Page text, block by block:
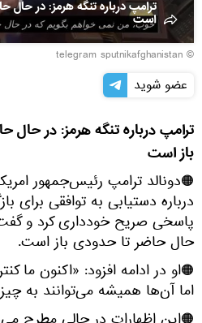
ترامپ درباره تنگه هرمز: در حال
است
© telegram sputnikafghanistan
عضو شوید
ترامپ درباره تنگه هرمز: در حال
باز است
🟠دونالد ترامپ رئیس‌جمهور
درباره دستیابی به توافقی برای
پاسخی صریح خودداری کرد و گفت
حال حاضر تا حدودی باز است.
🟠او در ادامه افزود: «اکنون ما
اما آن‌ها همیشه می‌توانند به